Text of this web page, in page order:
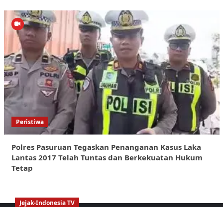
Peristiwa
Polres Pasuruan Tegaskan Penanganan Kasus Laka
Lantas 2017 Telah Tuntas dan Berkekuatan Hukum
Tetap
Jejak-Indonesia TV